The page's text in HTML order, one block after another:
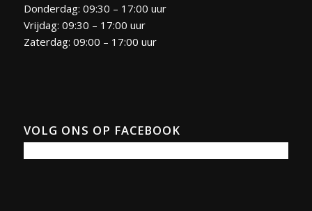
Donderdag: 09:30 – 17:00 uur
Vrijdag: 09:30 – 17:00 uur
Zaterdag: 09:00 – 17:00 uur
VOLG ONS OP FACEBOOK